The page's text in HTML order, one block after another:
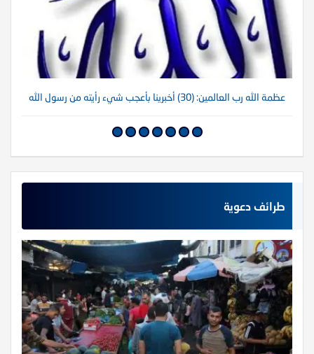
عظمة الله رب العالمين: (30) أخبرينا بأعجب شيء رأيته من رسول الله
طرائف دعوية